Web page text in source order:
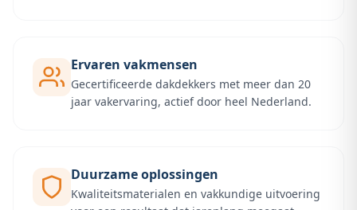
Ervaren vakmensen
Gecertificeerde dakdekkers met meer dan 20
jaar vakervaring, actief door heel Nederland.
Duurzame oplossingen
Kwaliteitsmaterialen en vakkundige uitvoering